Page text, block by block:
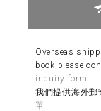
Overseas
book please
inquiry form
我們提供海外郵
單